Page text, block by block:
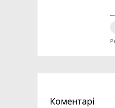
Коментарі